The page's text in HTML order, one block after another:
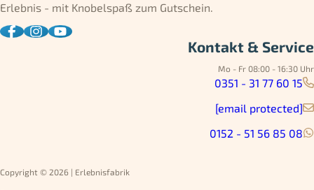
Erlebnis - mit Knobelspaß zum Gutschein.
Kontakt & Service
Mo - Fr 08:00 - 16:30 Uhr
0351 - 31 77 60 15
[email protected]
0152 - 51 56 85 08
Copyright © 2026 | Erlebnisfabrik